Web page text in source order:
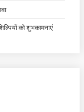
को शुभकामनाएं